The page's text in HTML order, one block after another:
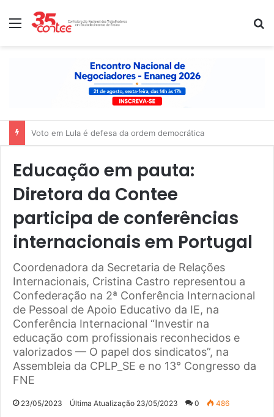
Menu
Nota de solidariedade ao povo venezuelano
Educação em pauta:
Diretora da Contee
participa de conferências
internacionais em Portugal
Coordenadora da Secretaria de Relações
Internacionais, Cristina Castro representou a
Confederação na 2ª Conferência Internacional
de Pessoal de Apoio Educativo da IE, na
Conferência Internacional “Investir na
educação com profissionais reconhecidos e
valorizados — O papel dos sindicatos”, na
Assembleia da CPLP_SE e no 13° Congresso da
FNE
23/05/2023 Última Atualização 23/05/2023 0 486